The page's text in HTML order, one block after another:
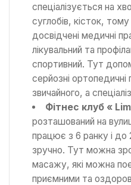
спеціалізується на
суглобів, кісток, тому
досвідчені медичні
лікувальний та
спортивний. Тут
серйозні
звичайного, а
Фітнес клуб «
розташований на
працює з 6 ранку і
зручно. Тут можна
масажу, які можна
приємними та